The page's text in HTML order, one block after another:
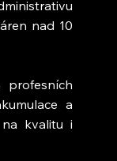
nad 10
profesních
kvalitu i